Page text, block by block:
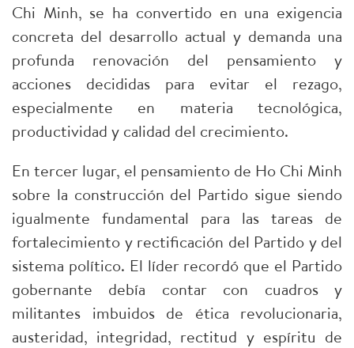
Chi Minh, se ha convertido en una exigencia
concreta del desarrollo actual y demanda una
profunda renovación del pensamiento y
acciones decididas para evitar el rezago,
especialmente en materia tecnológica,
productividad y calidad del crecimiento.
En tercer lugar, el pensamiento de Ho Chi Minh
sobre la construcción del Partido sigue siendo
igualmente fundamental para las tareas de
fortalecimiento y rectificación del Partido y del
sistema político. El líder recordó que el Partido
gobernante debía contar con cuadros y
militantes imbuidos de ética revolucionaria,
austeridad, integridad, rectitud y espíritu de